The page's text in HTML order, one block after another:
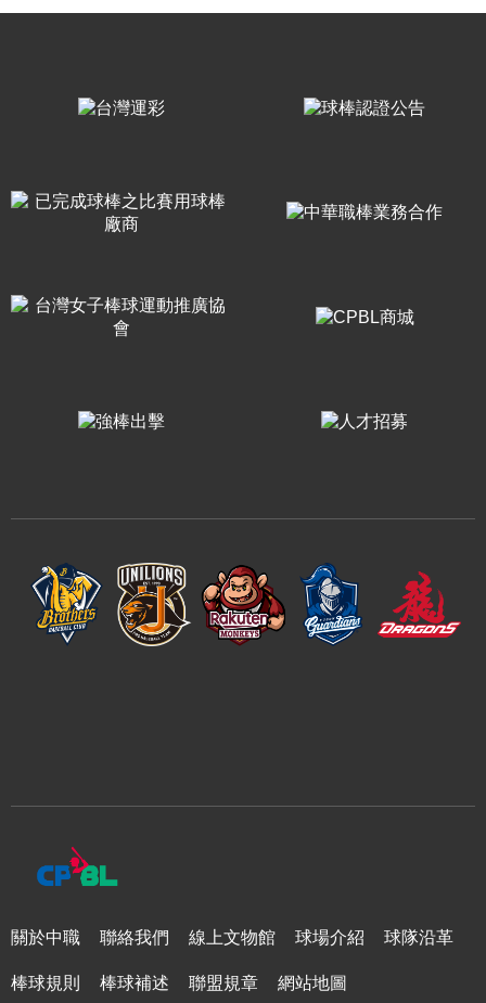
關於中職 聯絡我們 線上文物館 球場介紹 球隊沿革
棒球規則 棒球補述 聯盟規章 網站地圖